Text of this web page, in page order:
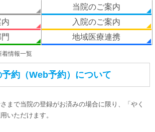
当院のご案内
入院のご案内
地域医療連携
着情報一覧
約（Web予約）について
まで当院の登録がお済みの場合に限り、「やく
いただけます。